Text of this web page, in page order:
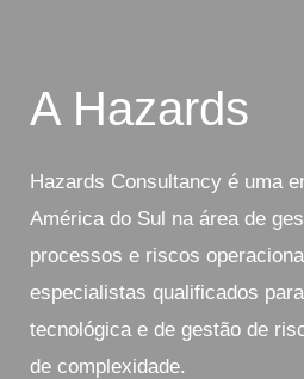
A Hazards
Hazards Consultancy é uma
América do Sul na área de
processos e riscos
especialistas qualificados
tecnológica e de gestão de
de complexidade.